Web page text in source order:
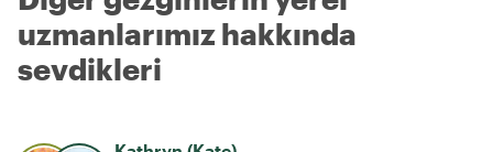
uzmanlarımız hakkında
sevdikleri